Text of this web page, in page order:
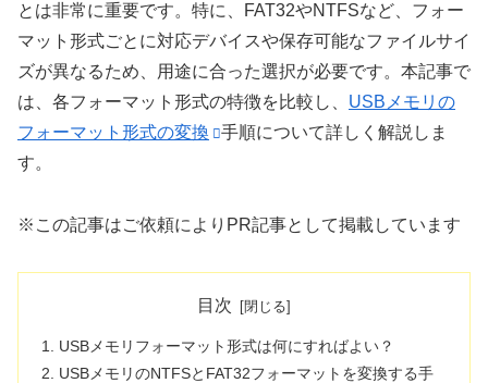
とは非常に重要です。特に、FAT32やNTFSなど、フォー
マット形式ごとに対応デバイスや保存可能なファイルサイ
ズが異なるため、用途に合った選択が必要です。本記事で
は、各フォーマット形式の特徴を比較し、 USBメモリの
フォーマット形式の変換
手順について詳しく解説しま
す。
※この記事はご依頼によりPR記事として掲載しています
目次
USBメモリフォーマット形式は何にすればよい？
USBメモリのNTFSとFAT32フォーマットを変換する手